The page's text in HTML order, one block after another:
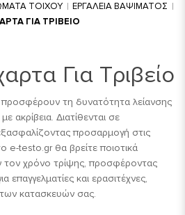
ΤΟΙΧΟΥ
ΕΡΓΑΛΕΙΑ ΒΑΨΙΜΑΤΟΣ
ΓΙΑ ΤΡΙΒΕΙΟ
Για Τριβείο
προσφέρουν τη δυνατότητα λείανσης
ακρίβεια. Διατίθενται σε
προσαρμογή στις
e-testo.gr θα βρείτε ποιοτικά
τον χρόνο τρίψης, προσφέροντας
επαγγελματίες και ερασιτέχνες,
κατασκευών σας.